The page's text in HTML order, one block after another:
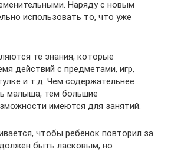
Наряду с новым
использовать то, что уже
те знания, которые
действий с предметами, игр,
и т.д. Чем содержательнее
малыша, тем большие
имеются для занятий.
чтобы ребёнок повторил за
быть ласковым, но